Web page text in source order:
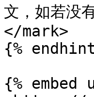
文，如若没
</mark>
{%
{% embed